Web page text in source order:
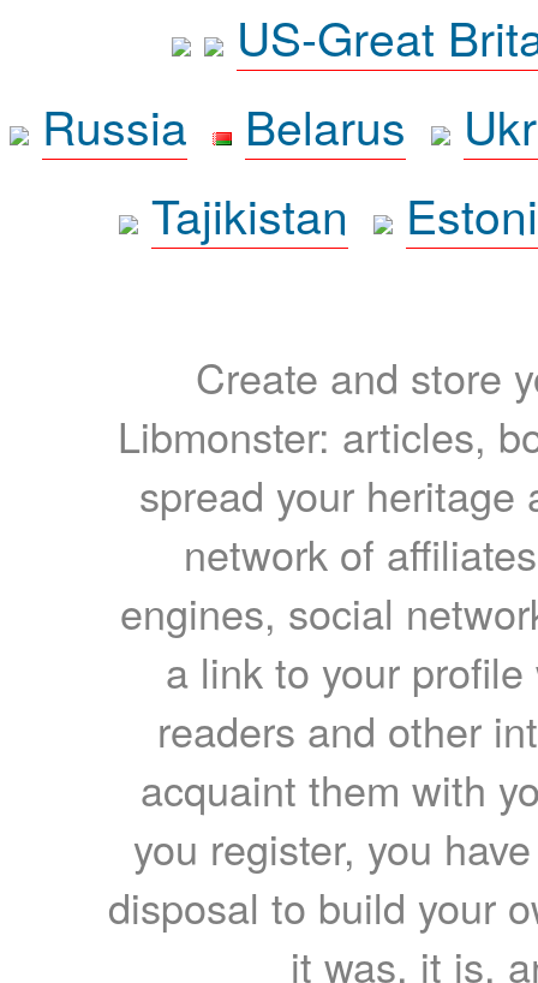
US-Great
Russia
Belarus
Tajikistan
Create and store
Libmonster: articles,
spread your heritage
network of
engines, social
a link to your
readers and other
acquaint them with
you register, you
disposal to build your
it was, it is,